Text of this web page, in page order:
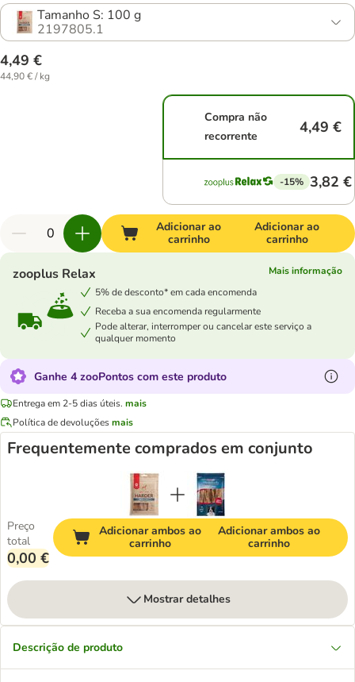
Tamanho S: 100 g
2197805.1
4,49 €
44,90 € / kg
Compra não
recorrente
4,49 €
-15% 3,82 €
Adicionar ao
carrinho
Adicionar ao
carrinho
zooplus Relax
Mais informação
5% de desconto* em cada encomenda
Receba a sua encomenda regularmente
Pode alterar, interromper ou cancelar este serviço a
qualquer momento
Ganhe 4 zooPontos com este produto
Entrega em 2-5 dias úteis. mais
Política de devoluçõesmais
Frequentemente comprados em conjunto
Preço
total
0,00 €
Adicionar ambos ao
carrinho
Adicionar ambos ao
carrinho
Mostrar detalhes
Descrição de produto